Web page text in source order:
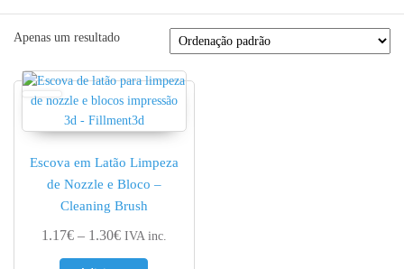
Apenas um resultado
Escova em Latão Limpeza
de Nozzle e Bloco –
Cleaning Brush
1.17€ – 1.30€Price range: 1.17€ through 1.30€
IVA inc.